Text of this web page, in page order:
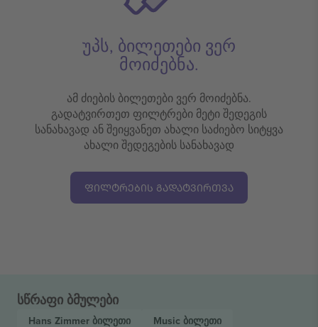
უპს, ბილეთები ვერ
მოიძებნა.
ამ ძიების ბილეთები ვერ მოიძებნა.
გადატვირთეთ ფილტრები მეტი შედეგის
სანახავად ან შეიყვანეთ ახალი საძიებო სიტყვა
ახალი შედეგების სანახავად
ᲤᲘᲚᲢᲠᲔᲑᲘᲡ ᲒᲐᲓᲐᲢᲕᲘᲠᲗᲕᲐ
სწრაფი ბმულები
Hans Zimmer ბილეთი Music ბილეთი